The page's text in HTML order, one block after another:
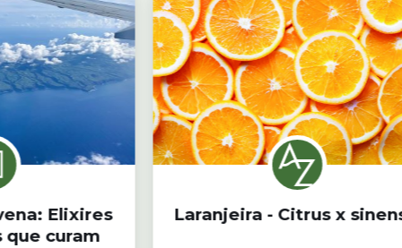
Elixires
curam
Laranjeira - Citrus x